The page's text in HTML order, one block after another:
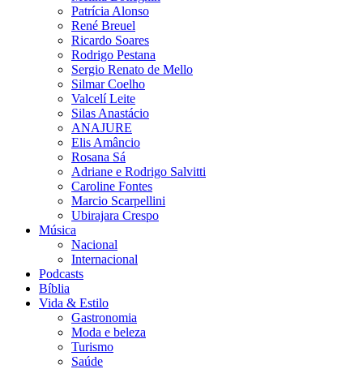
Patrícia Alonso
René Breuel
Ricardo Soares
Rodrigo Pestana
Sergio Renato de Mello
Silmar Coelho
Valcelí Leite
Silas Anastácio
ANAJURE
Elis Amâncio
Rosana Sá
Adriane e Rodrigo Salvitti
Caroline Fontes
Marcio Scarpellini
Ubirajara Crespo
Música
Nacional
Internacional
Podcasts
Bíblia
Vida & Estilo
Gastronomia
Moda e beleza
Turismo
Saúde